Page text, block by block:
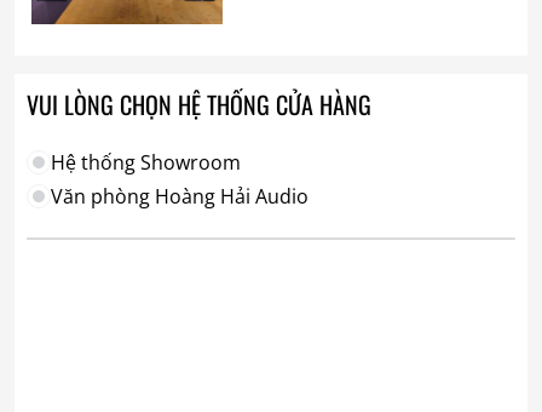
VUI LÒNG CHỌN HỆ THỐNG CỬA HÀNG
Hệ thống Showroom
Văn phòng Hoàng Hải Audio